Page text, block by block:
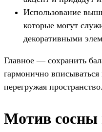
Использование
которые могут
декоративными
Главное — сохранить
гармонично
перегружая пространство.
Мотив сосны